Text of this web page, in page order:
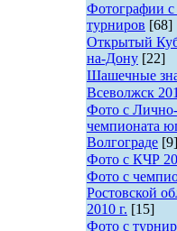
Фотографии
турниров [68]
Открытый
на-Дону [22]
Шашечные
Всеволжск
Фото с
чемпионата
Волгограде [9]
Фото с КЧР
Фото с
Ростовской
2010 г. [15]
Фото с